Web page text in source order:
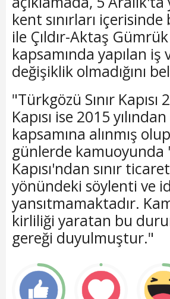
kent sınırları içerisinde
ile Çıldır-Aktaş
kapsamında yapılan
değişiklik olmadığını
"Türkgözü Sınır
Kapısı ise 2015
kapsamına alınmış
günlerde kamuoyunda
Kapısı'ndan sınır
yönündeki söylenti ve
yansıtmamaktadır.
kirliliği yaratan bu
gereği duyulmuştur."